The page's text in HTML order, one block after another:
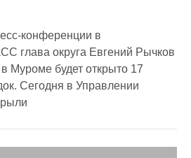
конференции в
глава округа Евгений Рычков
Муроме будет открыто 17
Сегодня в Управлении